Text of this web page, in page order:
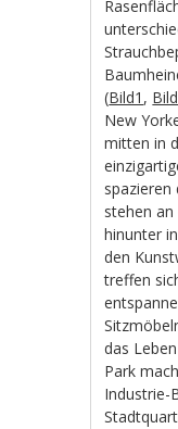
(Bild1 ,
New
mitten in
spazieren
stehen an
hinunter
den
treffen
das
Park
Industrie-